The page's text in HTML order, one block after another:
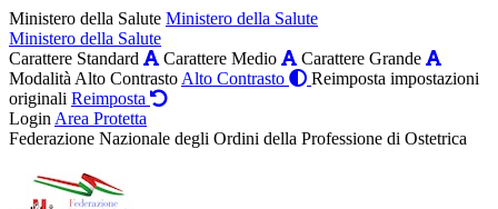
Ministero della Salute Ministero della Salute
Ministero della Salute
Carattere Standard
Carattere Medio
Carattere Grande
Modalità Alto Contrasto Alto Contrasto
Reimposta impostazioni
originali Reimposta
Login Area Protetta
Federazione Nazionale degli Ordini della Professione di Ostetrica